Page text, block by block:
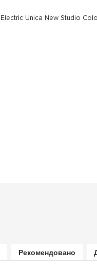
Рекомендовано